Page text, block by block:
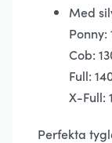
Med
Ponny:
Cob:
Full:
X-Full:
Perfekta